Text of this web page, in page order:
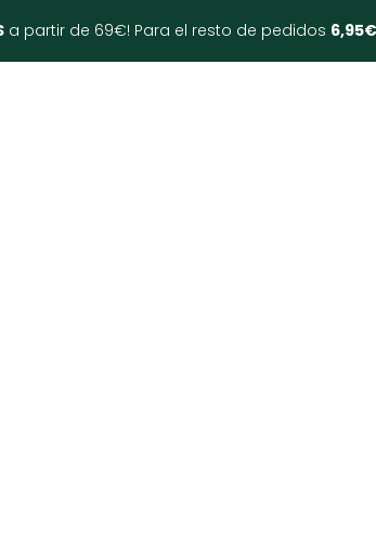
a partir de 69€! Para el resto de pedidos 6,95€